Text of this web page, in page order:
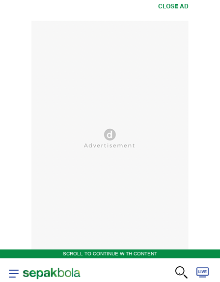
CLOSE AD
SCROLL TO CONTINUE WITH CONTENT